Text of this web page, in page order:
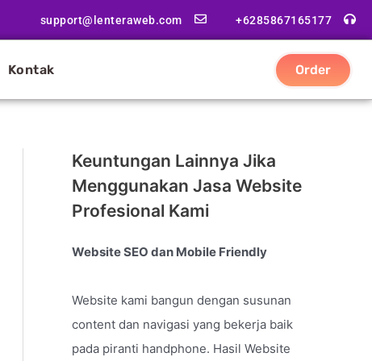
support@lenteraweb.com +6285867165177
Kontak Order
Keuntungan Lainnya Jika
Menggunakan Jasa Website
Profesional Kami
Website SEO dan Mobile Friendly
Website kami bangun dengan susunan
content dan navigasi yang bekerja baik
pada piranti handphone. Hasil Website